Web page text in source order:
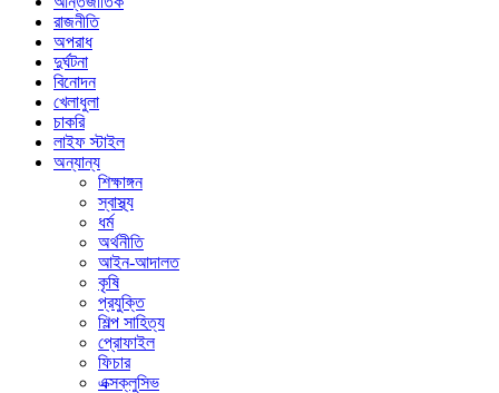
রাজনীতি
অপরাধ
দুর্ঘটনা
বিনোদন
খেলাধুলা
চাকরি
লাইফ স্টাইল
অন্যান্য
শিক্ষাঙ্গন
স্বাস্থ্য
ধর্ম
অর্থনীতি
আইন-আদালত
কৃষি
প্রযুক্তি
শিল্প সাহিত্য
প্রোফাইল
ফিচার
এক্সক্লুসিভ